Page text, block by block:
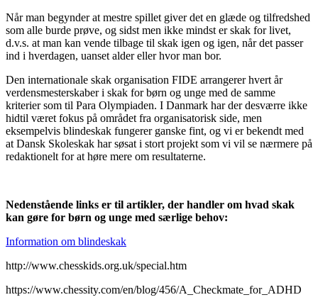
Når man begynder at mestre spillet giver det en glæde og tilfredshed
som alle burde prøve, og sidst men ikke mindst er skak for livet,
d.v.s. at man kan vende tilbage til skak igen og igen, når det passer
ind i hverdagen, uanset alder eller hvor man bor.
Den internationale skak organisation FIDE arrangerer hvert år
verdensmesterskaber i skak for børn og unge med de samme
kriterier som til Para Olympiaden. I Danmark har der desværre ikke
hidtil været fokus på området fra organisatorisk side, men
eksempelvis blindeskak fungerer ganske fint, og vi er bekendt med
at Dansk Skoleskak har søsat i stort projekt som vi vil se nærmere på
redaktionelt for at høre mere om resultaterne.
Nedenstående links er til artikler, der handler om hvad skak
kan gøre for børn og unge med særlige behov:
Information om blindeskak
http://www.chesskids.org.uk/special.htm
https://www.chessity.com/en/blog/456/A_Checkmate_for_ADHD